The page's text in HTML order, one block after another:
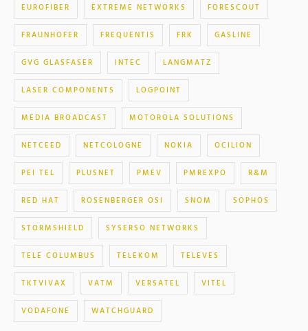
EUROFIBER EXTREME NETWORKS FORESCOUT
FRAUNHOFER FREQUENTIS FRK GASLINE
GVG GLASFASER INTEC LANGMATZ
LASER COMPONENTS LOGPOINT
MEDIA BROADCAST MOTOROLA SOLUTIONS
NETCEED NETCOLOGNE NOKIA OCILION
PEI TEL PLUSNET PMEV PMREXPO R&M
RED HAT ROSENBERGER OSI SNOM SOPHOS
STORMSHIELD SYSERSO NETWORKS
TELE COLUMBUS TELEKOM TELEVES
TKTVIVAX VATM VERSATEL VITEL
VODAFONE WATCHGUARD